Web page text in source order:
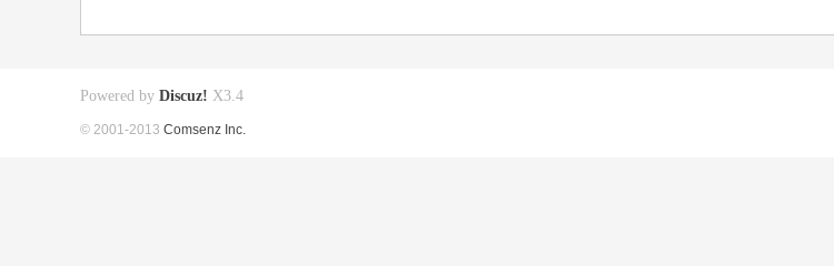
Powered by Discuz! X3.4
© 2001-2013 Comsenz Inc.